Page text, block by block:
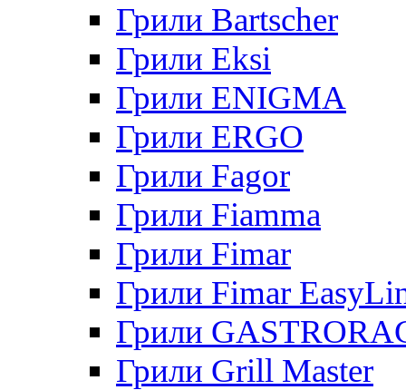
Грили Bartscher
Грили Eksi
Грили ENIGMA
Грили ERGO
Грили Fagor
Грили Fiamma
Грили Fimar
Грили Fimar
Грили
Грили Grill Master